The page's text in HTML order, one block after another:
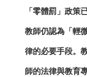
「零體罰」政策
教師仍認為「輕
律的必要手段。
師的法律與教育